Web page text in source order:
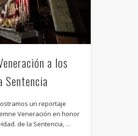
a los
un reportaje
Veneración en honor
de la Sentencia, …